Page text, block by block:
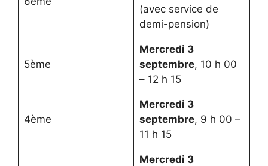
(avec service de
demi-pension)
5ème
Mercredi 3
septembre, 10 h 00
– 12 h 15
4ème
Mercredi 3
septembre, 9 h 00 –
11 h 15
Mercredi 3